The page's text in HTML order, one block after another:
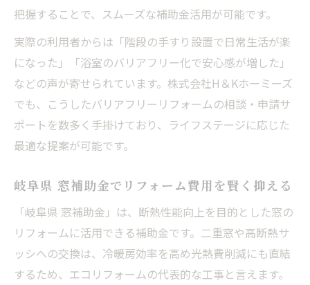
把握することで、スムーズな補助金活用が可能です。
実際の利用者からは「階段の手すり設置で日常生活が楽
になった」「浴室のバリアフリー化で安心感が増した」
などの声が寄せられています。株式会社H＆Kホーミーズ
でも、こうしたバリアフリーリフォームの相談・申請サ
ポートを数多く手掛けており、ライフステージに応じた
最適な提案が可能です。
岐阜県 窓補助金でリフォーム費用を賢く抑える
「岐阜県 窓補助金」は、断熱性能向上を目的とした窓の
リフォームに活用できる補助金です。二重窓や高断熱サ
ッシへの交換は、冷暖房効率を高め光熱費削減にも直結
するため、エコリフォームの代表的な工事と言えます。